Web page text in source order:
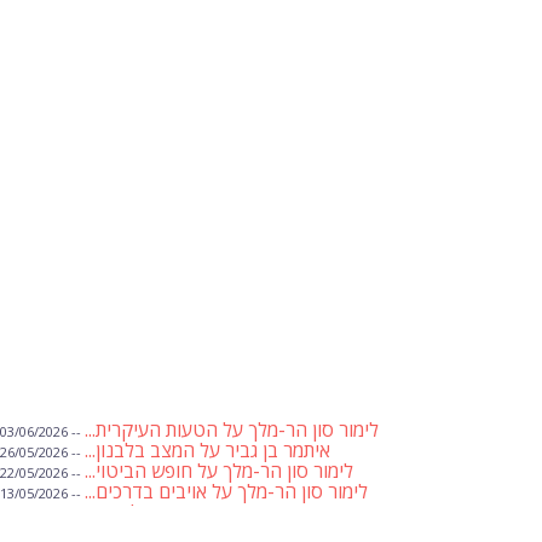
לימור סון הר-מלך על הטעות העיקרית... -- 03/06/2026
איתמר בן גביר על המצב בלבנון... -- 26/05/2026
לימור סון הר-מלך על חופש הביטוי... -- 22/05/2026
לימור סון הר-מלך על אויבים בדרכים... -- 13/05/2026
שבועת אמונים לדעאש